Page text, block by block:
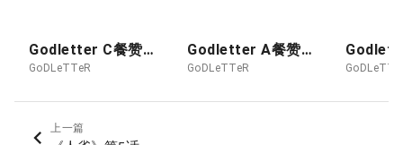
Godletter C餐赞助图 2026-08月 抖M侠
GoDLeTTeR
Godletter A餐赞助图 26-08 POKER - KUROZAWA ROUKYO
GoDLeTTeR
上一篇